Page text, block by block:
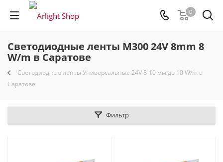
0
Светодиодные ленты M300 24V 8mm 8
W/m в Саратове
Светодиодные ленты Универсальные 24V 8-10 мм до 10 W/m в
Саратове
Фильтр